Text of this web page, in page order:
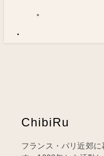
ChibiRu
フランス・パリ近郊